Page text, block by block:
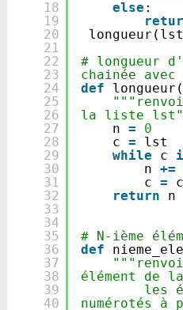
18
19
20
21
22
23
24
25
26
27
28
29
30
31
32
33
34
35
36
37
38
39
40
else :
# longueur
chainée avec
def
la liste
n =
0
c =
lst
while
c
n +=
c =
return
n
# N-ième
def
élément de
les
numérotés